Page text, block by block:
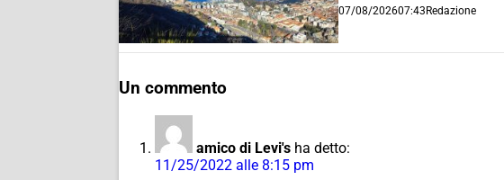
07/08/202607:43Redazione
Un commento
amico di Levi's ha detto:
11/25/2022 alle 8:15 pm